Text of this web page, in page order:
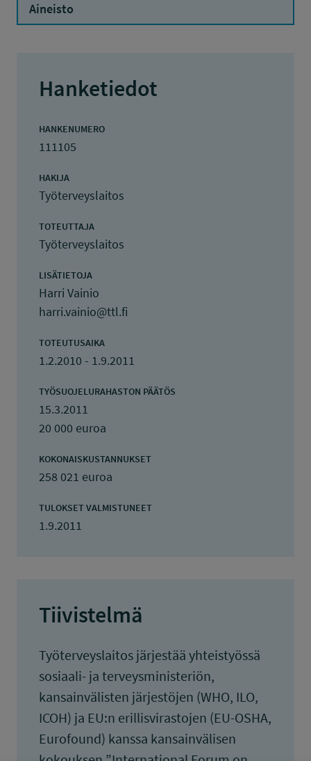
Aineisto
Hanketiedot
HANKENUMERO
111105
HAKIJA
Työterveyslaitos
TOTEUTTAJA
Työterveyslaitos
LISÄTIETOJA
Harri Vainio
harri.vainio@ttl.fi
TOTEUTUSAIKA
1.2.2010 - 1.9.2011
TYÖSUOJELURAHASTON PÄÄTÖS
15.3.2011
20 000 euroa
KOKONAISKUSTANNUKSET
258 021 euroa
TULOKSET VALMISTUNEET
1.9.2011
Tiivistelmä
Työterveyslaitos järjestää yhteistyössä
sosiaali- ja terveysministeriön,
kansainvälisten järjestöjen (WHO, ILO,
ICOH) ja EU:n erillisvirastojen (EU-OSHA,
Eurofound) kanssa kansainvälisen